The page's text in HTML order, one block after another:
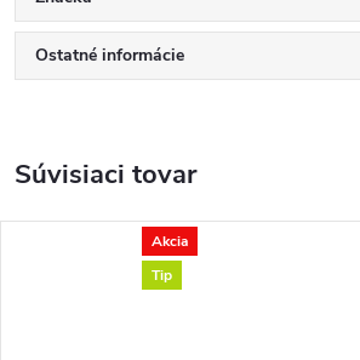
Ostatné informácie
Súvisiaci tovar
Akcia
Tip